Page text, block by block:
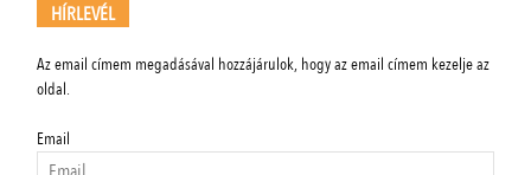
HÍRLEVÉL
Az email címem megadásával hozzájárulok, hogy az email címem kezelje az
oldal.
Email